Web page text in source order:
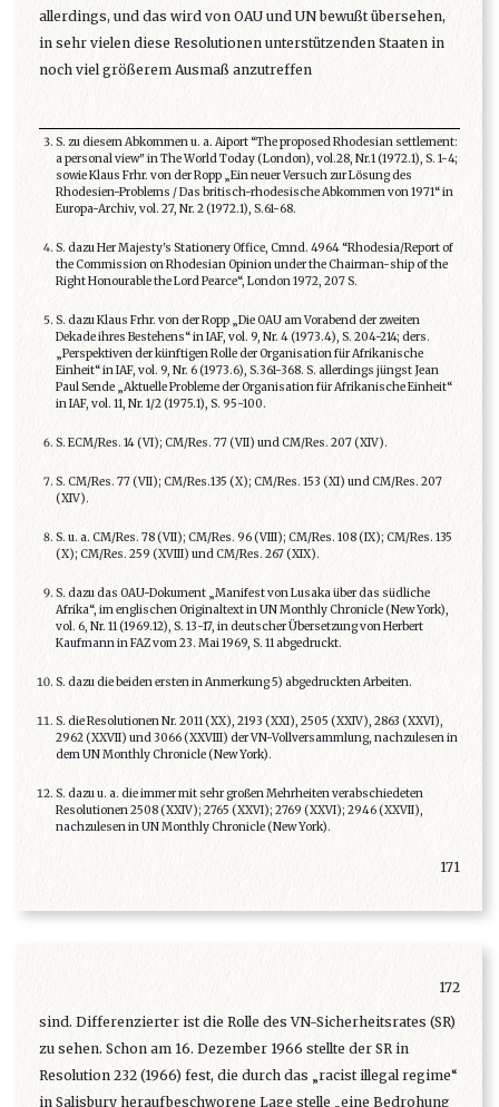
allerdings, und das wird von OAU und UN bewußt übersehen,
in sehr vielen diese Resolutionen unterstützenden Staaten in
noch viel größerem Ausmaß anzutreffen
S. zu diesem Abkommen u. a. Aiport “The proposed Rhodesian settlement:
a personal view" in The World Today (London), vol.28, Nr.1 (1972.1), S. 1-4;
sowie Klaus Frhr. von der Ropp „Ein neuer Versuch zur Lösung des
Rhodesien-Problems / Das britisch-rhodesische Abkommen von 1971“ in
Europa-Archiv, vol. 27, Nr. 2 (1972.1), S.61-68.
S. dazu Her Majesty's Stationery Office, Cmnd. 4964 “Rhodesia/Report of
the Commission on Rhodesian Opinion under the Chairman-ship of the
Right Honourable the Lord Pearce“, London 1972, 207 S.
S. dazu Klaus Frhr. von der Ropp „Die OAU am Vorabend der zweiten
Dekade ihres Bestehens“ in IAF, vol. 9, Nr. 4 (1973.4), S. 204-214; ders.
„Perspektiven der künftigen Rolle der Organisation für Afrikanische
Einheit“ in IAF, vol. 9, Nr. 6 (1973.6), S.361-368. S. allerdings jüngst Jean
Paul Sende „Aktuelle Probleme der Organisation für Afrikanische Einheit“
in IAF, vol. 11, Nr. 1/2 (1975.1), S. 95-100.
S. ECM/Res. 14 (VI); CM/Res. 77 (VII) und CM/Res. 207 (XIV).
S. CM/Res. 77 (VII); CM/Res.135 (X); CM/Res. 153 (XI) und CM/Res. 207
(XIV).
S. u. a. CM/Res. 78 (VII); CM/Res. 96 (VIII); CM/Res. 108 (IX); CM/Res. 135
(X); CM/Res. 259 (XVIII) und CM/Res. 267 (XIX).
S. dazu das OAU-Dokument „Manifest von Lusaka über das südliche
Afrika“, im englischen Originaltext in UN Monthly Chronicle (New York),
vol. 6, Nr. 11 (1969.12), S. 13-17, in deutscher Übersetzung von Herbert
Kaufmann in FAZ vom 23. Mai 1969, S. 11 abgedruckt.
S. dazu die beiden ersten in Anmerkung 5) abgedruckten Arbeiten.
S. die Resolutionen Nr. 2011 (XX), 2193 (XXI), 2505 (XXIV), 2863 (XXVI),
2962 (XXVII) und 3066 (XXVIII) der VN-Vollversammlung, nachzulesen in
dem UN Monthly Chronicle (New York).
S. dazu u. a. die immer mit sehr großen Mehrheiten verabschiedeten
Resolutionen 2508 (XXIV); 2765 (XXVI); 2769 (XXVI); 2946 (XXVII),
nachzulesen in UN Monthly Chronicle (New York).
171
172
sind. Differenzierter ist die Rolle des VN-Sicherheitsrates (SR)
zu sehen. Schon am 16. Dezember 1966 stellte der SR in
Resolution 232 (1966) fest, die durch das „racist illegal regime“
in Salisbury heraufbeschworene Lage stelle „eine Bedrohung